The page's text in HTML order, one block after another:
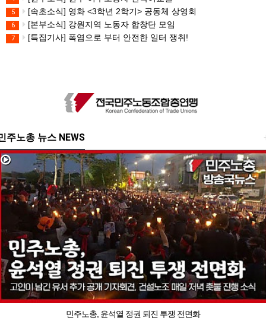
5 [속초소식] 영화 <3학년 2학기> 공동체 상영회
6 [본부소식] 강원지역 노동자 합창단 모임
7 [특집기사] 폭염으로 부터 안전한 일터 쟁취!
주노총 뉴스 NEWS
민주노총, 윤석열 정권 퇴진 투쟁 전면화